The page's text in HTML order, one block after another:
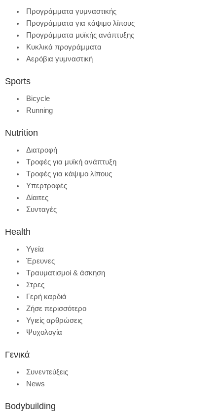
Προγράμματα γυμναστικής
Προγράμματα για κάψιμο λίπους
Προγράμματα μυϊκής ανάπτυξης
Κυκλικά προγράμματα
Αερόβια γυμναστική
Sports
Bicycle
Running
Nutrition
Διατροφή
Τροφές για μυϊκή ανάπτυξη
Τροφές για κάψιμο λίπους
Υπερτροφές
Δίαιτες
Συνταγές
Health
Υγεία
Έρευνες
Τραυματισμοί & άσκηση
Στρες
Γερή καρδιά
Ζήσε περισσότερο
Υγιείς αρθρώσεις
Ψυχολογία
Γενικά
Συνεντεύξεις
News
Bodybuilding